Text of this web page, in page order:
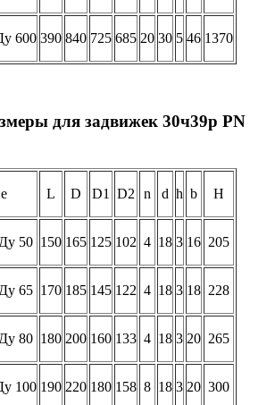
600 390 840 725 685 20 30 5 46 1370
для задвижек 30ч39р PN
L D D1 D2 n d h b H
50 150 165 125 102 4 18 3 16 205
65 170 185 145 122 4 18 3 18 228
80 180 200 160 133 4 18 3 20 265
100 190 220 180 158 8 18 3 20 300